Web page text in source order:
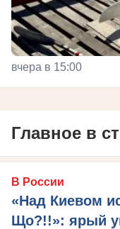
вчера в 15:00
Главное в
В России
«Над Киевом
Що?!!»: ярый